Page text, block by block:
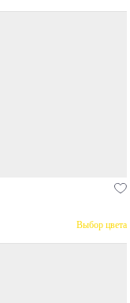
Выбор цвета